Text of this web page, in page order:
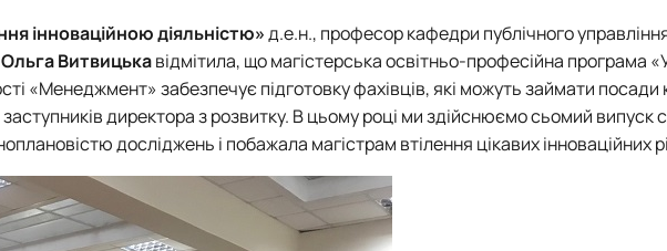
інноваційною діяльністю»д.е.н., професор кафедри публічного
Ольга Витвицькавідмітила, що магістерська освітньо-професійна програма
«Менеджмент» забезпечує підготовку фахівців, які можуть займати посади
заступників директора з розвитку. В цьому році ми здійснюємо сьомий випуск
досліджень і побажала магістрам втілення цікавих інноваційних